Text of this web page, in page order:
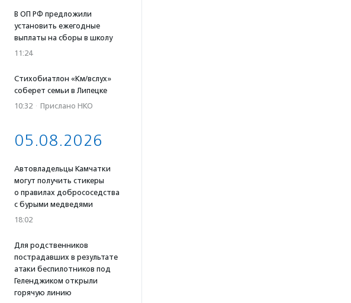
В ОП РФ предложили
установить ежегодные
выплаты на сборы в школу
11:24
Стихобиатлон «Км/вслух»
соберет семьи в Липецке
10:32 · Прислано НКО
05.08.2026
Автовладельцы Камчатки
могут получить стикеры
о правилах добрососедства
с бурыми медведями
18:02
Для родственников
пострадавших в результате
атаки беспилотников под
Геленджиком открыли
горячую линию